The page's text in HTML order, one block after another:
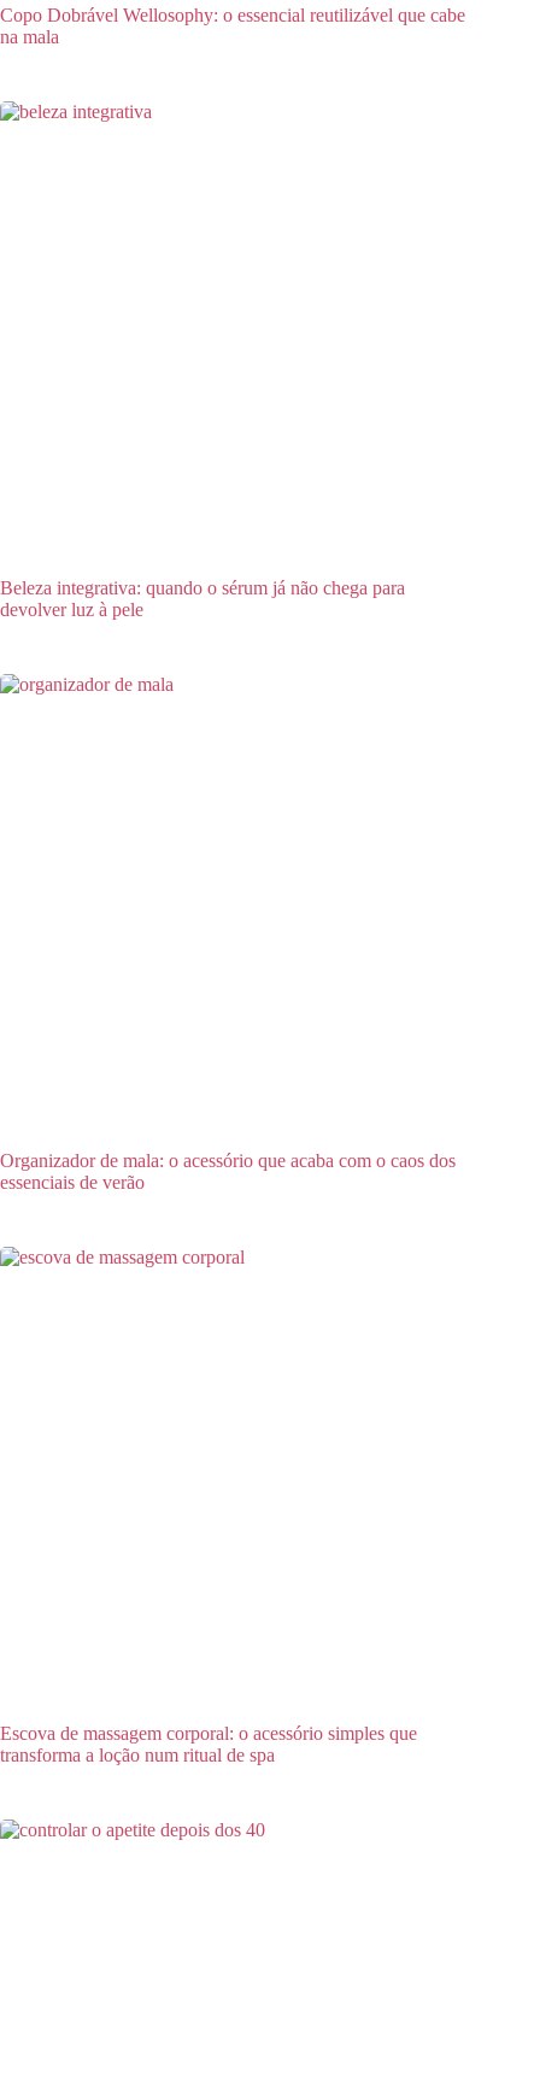
Copo Dobrável Wellosophy: o essencial reutilizável que cabe
na mala
Beleza integrativa: quando o sérum já não chega para
devolver luz à pele
Organizador de mala: o acessório que acaba com o caos dos
essenciais de verão
Escova de massagem corporal: o acessório simples que
transforma a loção num ritual de spa